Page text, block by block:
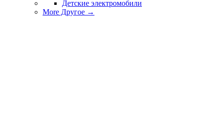
Детские электромобили
More Другое →